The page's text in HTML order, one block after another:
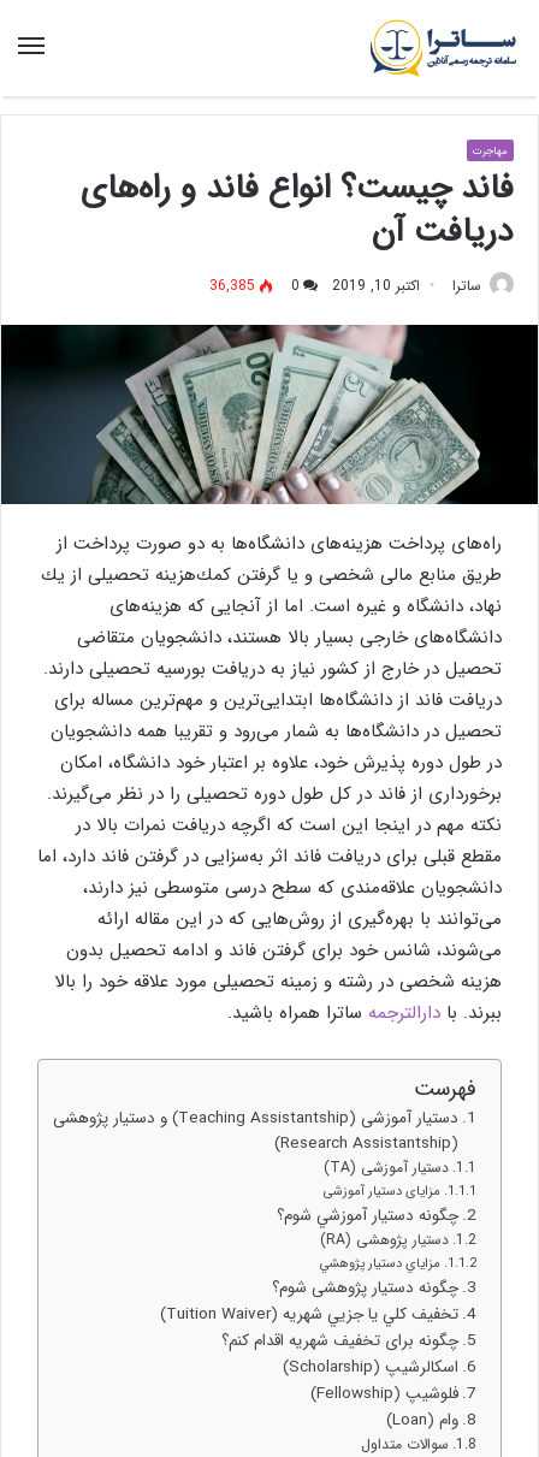
منو
مهاجرت
فاند چیست؟ انواع فاند و راه‌های
دریافت آن
ساترا اکتبر 10, 2019 0
36,385
راه‌های پرداخت هزینه‌های دانشگاه‌ها به دو صورت پرداخت از
طریق منابع مالی شخصی و یا گرفتن كمك‌هزینه تحصیلی از یك
نهاد، دانشگاه و غیره است. اما از آنجایی كه هزینه‌های
دانشگاه‌های خارجی بسیار بالا هستند، دانشجویان متقاضی
تحصیل در خارج از كشور نیاز به دریافت بورسیه تحصیلی دارند.
دریافت فاند از دانشگاه‌ها ابتدایی‌ترین و مهم‌ترین مساله برای
تحصیل در دانشگاه‌ها به شمار می‌رود و تقریبا همه دانشجویان
در طول دوره پذیرش خود، علاوه بر اعتبار خود دانشگاه، امكان
برخورداری از فاند در كل طول دوره تحصیلی را در نظر می‌گیرند.
نكته مهم در اینجا این است كه اگرچه دریافت نمرات بالا در
مقطع قبلی برای دریافت فاند اثر به‌سزایی در گرفتن فاند دارد، اما
دانشجویان علاقه‌مندی كه سطح درسی متوسطی نیز دارند،
می‌توانند با بهره‌گیری از روش‌هایی كه در این مقاله ارائه
می‌شوند، شانس خود برای گرفتن فاند و ادامه تحصیل بدون
هزینه شخصی در رشته و زمینه تحصیلی مورد علاقه خود را بالا
ببرند. با دارالترجمه ساترا همراه باشید.
فهرست
دستيار آموزشی (Teaching Assistantship) و دستيار پژوهشی
(Research Assistantship)
دستیار آموزشی (TA)
مزايای دستيار آموزشی
چگونه دستيار آموزشي شوم؟
دستیار پژوهشی (RA)
مزاياي دستيار پژوهشي
چگونه دستيار پژوهشی شوم؟
تخفيف كلي يا جزيي شهريه (Tuition Waiver)
چگونه برای تخفيف شهريه اقدام كنم؟
اسکالرشیپ (Scholarship)
فلوشیپ (Fellowship)
وام (Loan)
سوالات متداول